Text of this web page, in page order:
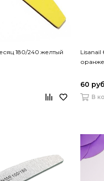
180/240 желтый
60 руб
В